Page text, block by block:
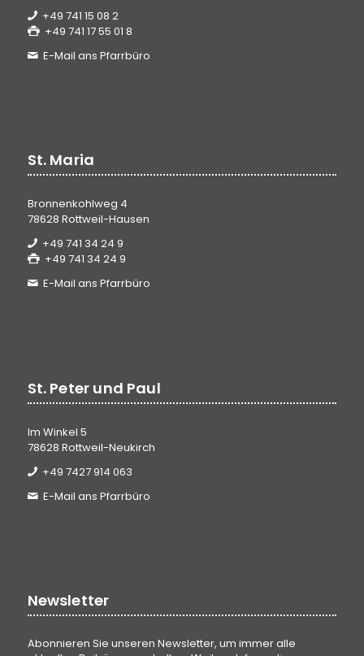
+49 741 15 08 2
+49 741 17 55 01 8
E-Mail ans Pfarrbüro
St. Maria
Bronnenkohlweg 4
78628 Rottweil-Hausen
+49 741 34 24 9
+49 741 34 24 9
E-Mail ans Pfarrbüro
St. Peter und Paul
Im Winkel 5
78628 Rottweil-Neukirch
+49 7427 914 063
E-Mail ans Pfarrbüro
Newsletter
Abonnieren Sie unseren Newsletter, um immer alle